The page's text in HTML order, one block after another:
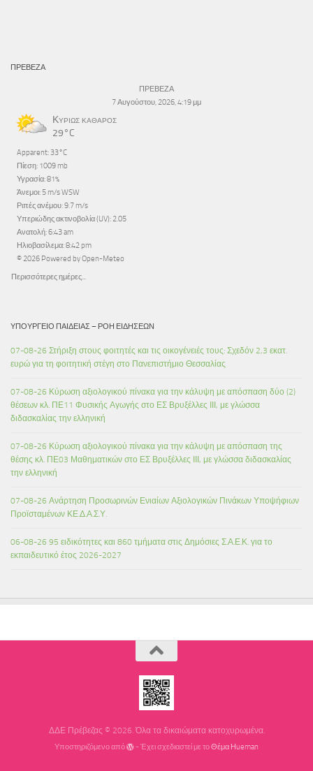
ΠΡΕΒΕΖΑ
ΠΡΕΒΕΖΑ
7 Αυγούστου, 2026, 4:19 μμ
Κυρίως καθαρός
29°C
Apparent: 33°C
Πίεση: 1009 mb
Υγρασία: 81%
Άνεμοι: 5 m/s WSW
Ριπές ανέμου: 9.7 m/s
Υπεριώδης ακτινοβολία (UV): 2.05
Ανατολή: 6:43 am
Ηλιοβασίλεμα: 8:42 pm
© 2026 Powered by Open-Meteo
Περισσότερες ημέρες...
ΥΠΟΥΡΓΕΊΟ ΠΑΙΔΕΊΑΣ – ΡΟΉ ΕΙΔΉΣΕΩΝ
07-08-26 Στήριξη στους φοιτητές και τις οικογένειές τους: Σχεδόν 2,3 εκατ.
ευρώ για τη φοιτητική στέγη στο Πανεπιστήμιο Θεσσαλίας
07-08-26 Κύρωση αξιολογικού πίνακα για την κάλυψη με απόσπαση δύο (2)
θέσεων κλ. ΠΕ11 Φυσικής Αγωγής στο ΕΣ Βρυξέλλες ΙΙΙ, με γλώσσα
διδασκαλίας την ελληνική
07-08-26 Κύρωση αξιολογικού πίνακα για την κάλυψη με απόσπαση της
θέσης κλ. ΠΕ03 Μαθηματικών στο ΕΣ Βρυξέλλες ΙΙΙ, με γλώσσα διδασκαλίας
την ελληνική
07-08-26 Ανάρτηση Προσωρινών Ενιαίων Αξιολογικών Πινάκων Υποψήφιων
Προϊσταμένων ΚΕ.Δ.Α.Σ.Υ.
06-08-26 95 ειδικότητες και 860 τμήματα στις Δημόσιες Σ.Α.Ε.Κ. για το
εκπαιδευτικό έτος 2026-2027
ΔΔΕ Πρέβεζας © 2026. Όλα τα δικαιώματα κατοχυρωμένα.
Υποστηριζόμενο από - Έχει σχεδιαστεί με τοΘέμα Ηueman